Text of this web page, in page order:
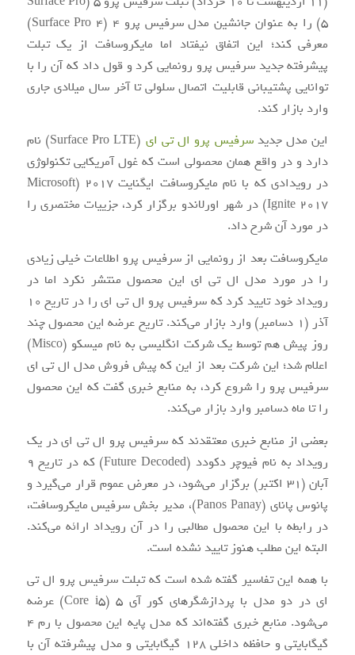
5) را به عنوان جانشین مدل سرفیس پرو ۴ (Surface Pro 4)
معرفی کند؛ این اتفاق نیفتاد اما مایکروسافت از یک تبلت
پیشرفته جدید سرفیس پرو رونمایی کرد و قول داد که آن را با
توانایی پشتیبانی قابلیت اتصال سلولی تا آخر سال میلادی جاری
وارد بازار کند.
این مدل جدیدسرفیس پرو ال تی ای
(Surface Pro LTE) نام
دارد و در واقع همان محصولی است که غول آمریکایی تکنولوژی
در رویدادی که با نام مایکروسافت ایگنایت ۲۰۱۷ (Microsoft
Ignite 2017) در شهر اورلاندو برگزار کرد، جزییات مختصری را
در مورد آن شرح داد.
مایکروسافت بعد از رونمایی از سرفیس پرو اطلاعات خیلی زیادی
را در مورد مدل ال تی ای این محصول منتشر نکرد اما در
رویداد خود تایید کرد که سرفیس پرو ال تی ای را در تاریخ ۱۰
آذر (۱ دسامبر) وارد بازار می‌کند. تاریخ عرضه این محصول چند
روز پیش هم توسط یک شرکت انگلیسی به نام میسکو (Misco)
اعلام شد؛ این شرکت بعد از این که پیش فروش مدل ال تی ای
سرفیس پرو را شروع کرد، به منابع خبری گفت که این محصول
را تا ماه دسامبر وارد بازار می‌کند.
بعضی از منابع خبری معتقدند که سرفیس پرو ال تی ای در یک
رویداد به نام فیوچر دکودد (Future Decoded) که در تاریخ ۹
آبان (۳۱ اکتبر) برگزار می‌شود، در معرض عموم قرار می‌گیرد و
پانوس پانای (Panos Panay)، مدیر بخش سرفیس مایکروسافت،
در رابطه با این محصول مطالبی را در آن رویداد ارائه می‌کند.
البته این مطلب هنوز تایید نشده است.
با همه این تفاسیر گفته شده است که تبلت سرفیس پرو ال تی
ای در دو مدل با پردازشگرهای کور آی ۵ (Core i5) عرضه
می‌شود. منابع خبری گفته‌اند که مدل پایه این محصول با رم ۴
گیگابایتی و حافظه داخلی ۱۲۸ گیگابایتی و مدل پیشرفته آن با